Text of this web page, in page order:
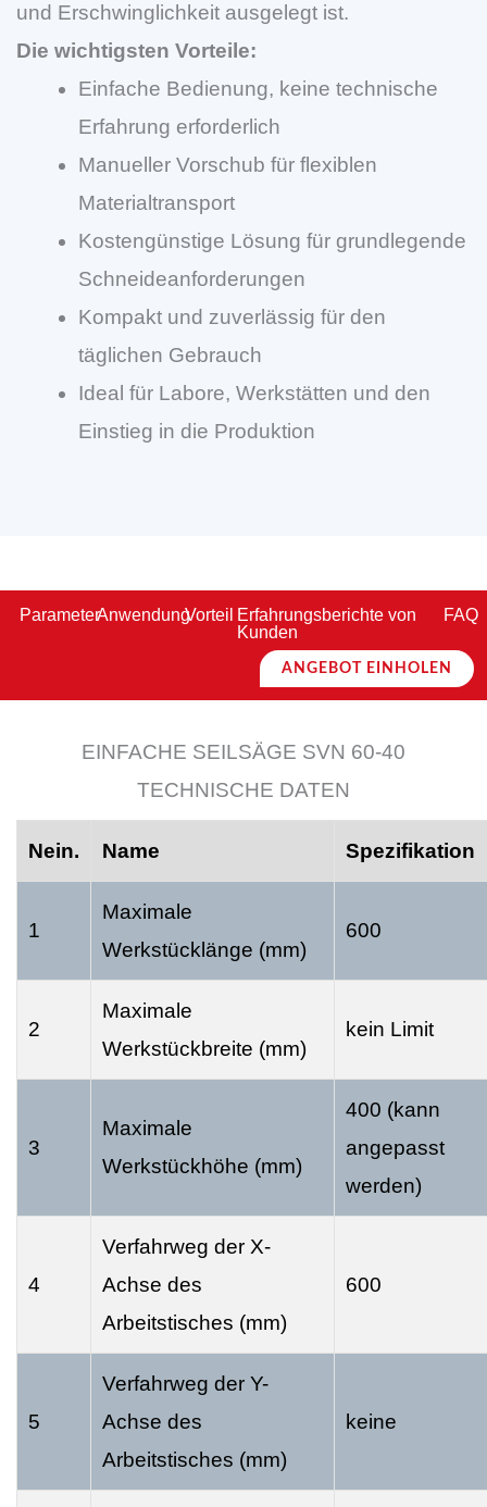
und Erschwinglichkeit ausgelegt ist.
Die wichtigsten Vorteile:
Einfache Bedienung, keine technische
Erfahrung erforderlich
Manueller Vorschub für flexiblen
Materialtransport
Kostengünstige Lösung für grundlegende
Schneideanforderungen
Kompakt und zuverlässig für den
täglichen Gebrauch
Ideal für Labore, Werkstätten und den
Einstieg in die Produktion
ParameterAnwendungVorteil Erfahrungsberichte von
Kunden
FAQ
ANGEBOT EINHOLEN
EINFACHE SEILSÄGE SVN 60-40
TECHNISCHE DATEN
Nein. Name Spezifikation
1
Maximale
Werkstücklänge (mm)
600
2
Maximale
Werkstückbreite (mm)
kein Limit
3
Maximale
Werkstückhöhe (mm)
400 (kann
angepasst
werden)
4
Verfahrweg der X-
Achse des
Arbeitstisches (mm)
600
5
Verfahrweg der Y-
Achse des
Arbeitstisches (mm)
keine